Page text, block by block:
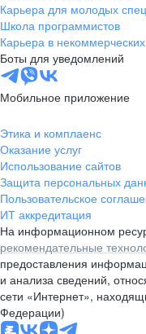
Карьера для молодых
Школа программистов
Карьера в
Боты для уведомлений
Мобильное приложение
Этика и комплаенс
Оказание услуг
Использование сайтов
Защита персональных
Пользовательское
ИТ аккредитация
На информационном
рекомендательные
предоставления
и анализа сведений,
сети «Интернет»,
Федерации)